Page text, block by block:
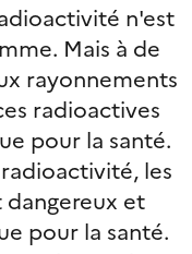
n'est
Mais à de
rayonnements
radioactives
pour la santé.
les
et
pour la santé.